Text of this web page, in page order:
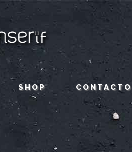
SHOP CONTACTO